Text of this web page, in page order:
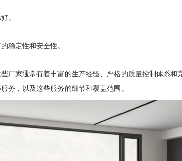
。
稳定性和安全性。
家通常有着丰富的生产经验、严格的质量控制体系和
，以及这些服务的细节和覆盖范围。